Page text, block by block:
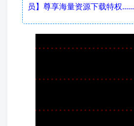
员】尊享海量资源下载特权......